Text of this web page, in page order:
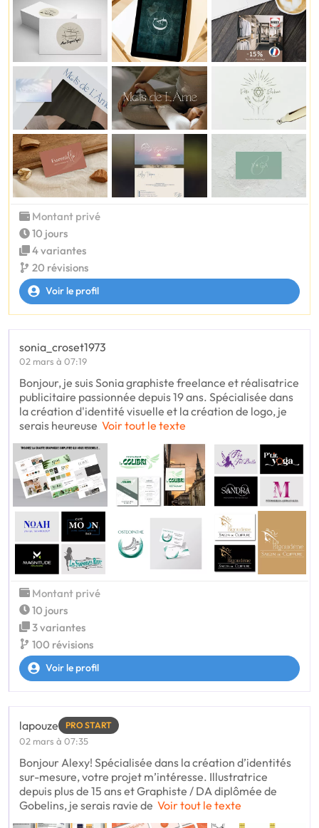
Montant privé
10 jours
4 variantes
20 révisions
Voir le profil
sonia_croset1973
02 mars à 07:19
Bonjour, je suis Sonia graphiste freelance et réalisatrice
publicitaire passionnée depuis 19 ans. Spécialisée dans
la création d'identité visuelle et la création de logo, je
serais heureuse Voir tout le texte
Montant privé
10 jours
3 variantes
100 révisions
Voir le profil
lapouze PRO START
02 mars à 07:35
Bonjour Alexy! Spécialisée dans la création d’identités
sur-mesure, votre projet m’intéresse. Illustratrice
depuis plus de 15 ans et Graphiste / DA diplômée de
Gobelins, je serais ravie de Voir tout le texte